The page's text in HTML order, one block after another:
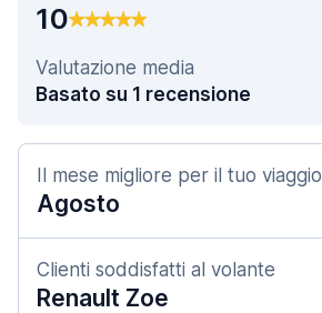
10
Valutazione media
Basato su 1 recensione
Il mese migliore per il tuo viaggio
Agosto
Clienti soddisfatti al volante
Renault Zoe